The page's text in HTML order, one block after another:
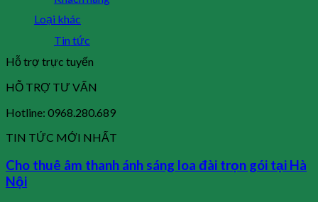
Loại khác
Tin tức
Hỗ trợ trực tuyến
HỖ TRỢ TƯ VẤN
Hotline: 0968.280.689
TIN TỨC MỚI NHẤT
Cho thuê âm thanh ánh sáng loa đài trọn gói tại Hà
Nội